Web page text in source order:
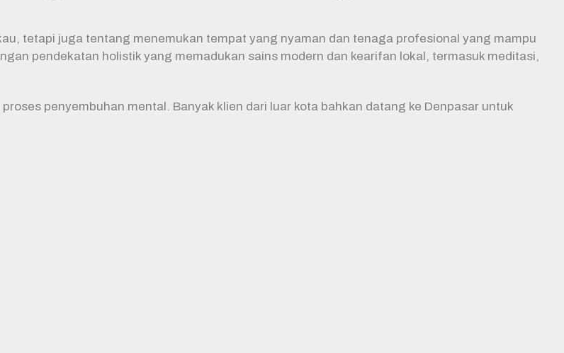
tetapi juga tentang menemukan tempat yang nyaman dan tenaga profesional yang mampu
pendekatan holistik yang memadukan sains modern dan kearifan lokal, termasuk meditasi,
penyembuhan mental. Banyak klien dari luar kota bahkan datang ke Denpasar untuk